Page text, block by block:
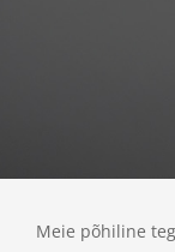
Meie põhiline